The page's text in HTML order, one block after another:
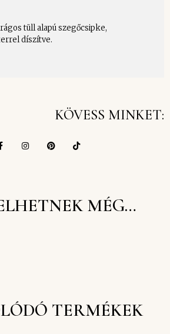
tüll alapú szegőcsipke,
díszítve.
KÖVESS MINKET:
MÉG…
TERMÉKEK